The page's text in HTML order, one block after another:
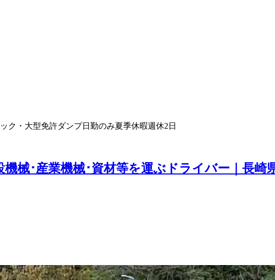
ク・大型免許ダンプ日勤のみ夏季休暇週休2日
機械･産業機械･資材等を運ぶドライバー｜長崎